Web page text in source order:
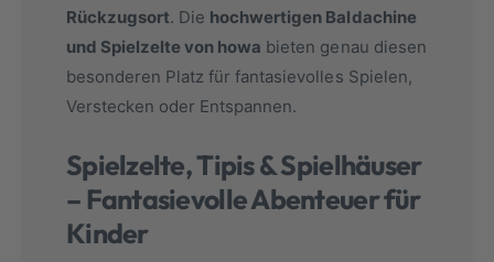
Rückzugsort. Die hochwertigen Baldachine
und Spielzelte von howa bieten genau diesen
besonderen Platz für fantasievolles Spielen,
Verstecken oder Entspannen.
Spielzelte, Tipis & Spielhäuser
– Fantasievolle Abenteuer für
Kinder